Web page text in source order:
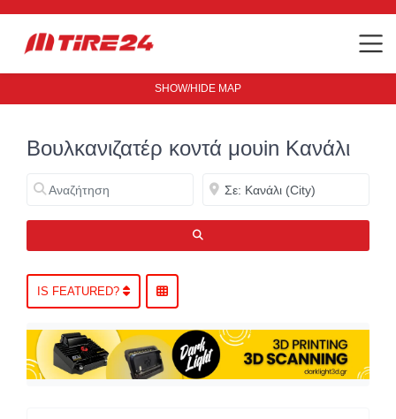
Βουλκανιζατέρ κοντά μουin Κανάλι
Αναζήτηση Κοντά
IS FEATURED?
SHOW/HIDE MAP